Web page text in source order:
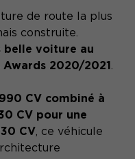
de route la plus
construite.
belle voiture au
2020/2021.
990 CV combiné à
CV pour une
CV, ce véhicule